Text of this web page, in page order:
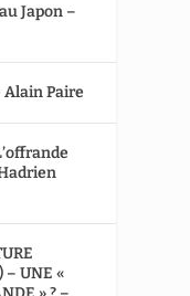
Japon –
Alain Paire
– UNE «